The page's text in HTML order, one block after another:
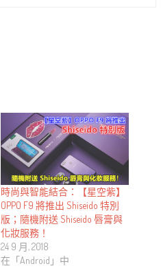
時尚與智能結合：【星空紫】
OPPO F9 將推出 Shiseido 特別
版；隨機附送 Shiseido 唇膏與
化妝服務！
24 9 月, 2018
在「Android」中